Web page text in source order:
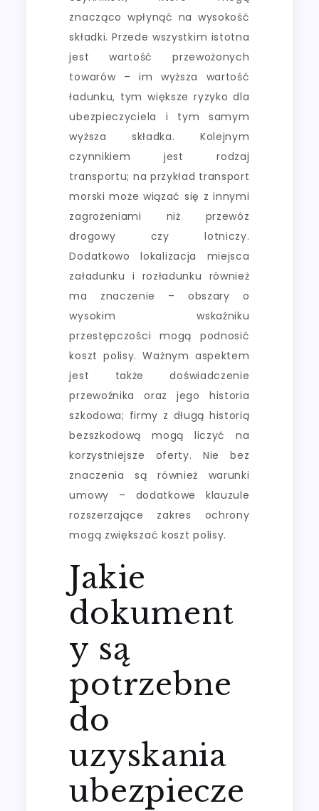
znacząco wpłynąć na wysokość
składki. Przede wszystkim istotna
jest wartość przewożonych
towarów – im wyższa wartość
ładunku, tym większe ryzyko dla
ubezpieczyciela i tym samym
wyższa składka. Kolejnym
czynnikiem jest rodzaj
transportu; na przykład transport
morski może wiązać się z innymi
zagrożeniami niż przewóz
drogowy czy lotniczy.
Dodatkowo lokalizacja miejsca
załadunku i rozładunku również
ma znaczenie – obszary o
wysokim wskaźniku
przestępczości mogą podnosić
koszt polisy. Ważnym aspektem
jest także doświadczenie
przewoźnika oraz jego historia
szkodowa; firmy z długą historią
bezszkodową mogą liczyć na
korzystniejsze oferty. Nie bez
znaczenia są również warunki
umowy – dodatkowe klauzule
rozszerzające zakres ochrony
mogą zwiększać koszt polisy.
Jakie
dokument
y są
potrzebne
do
uzyskania
ubezpiecze